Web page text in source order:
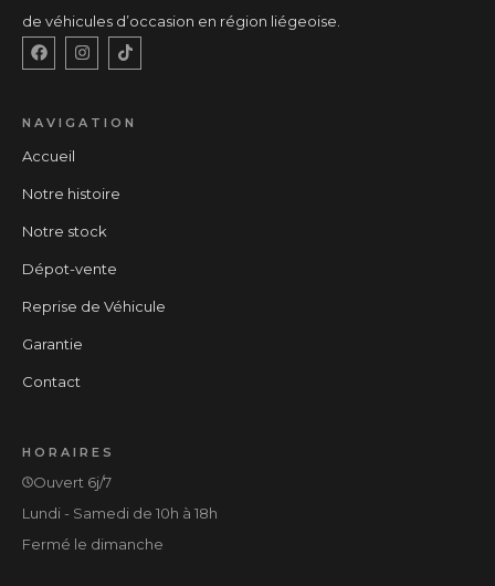
de véhicules d’occasion en région liégeoise.
NAVIGATION
Accueil
Notre histoire
Notre stock
Dépot-vente
Reprise de Véhicule
Garantie
Contact
HORAIRES
Ouvert 6j/7
Lundi - Samedi de 10h à 18h
Fermé le dimanche